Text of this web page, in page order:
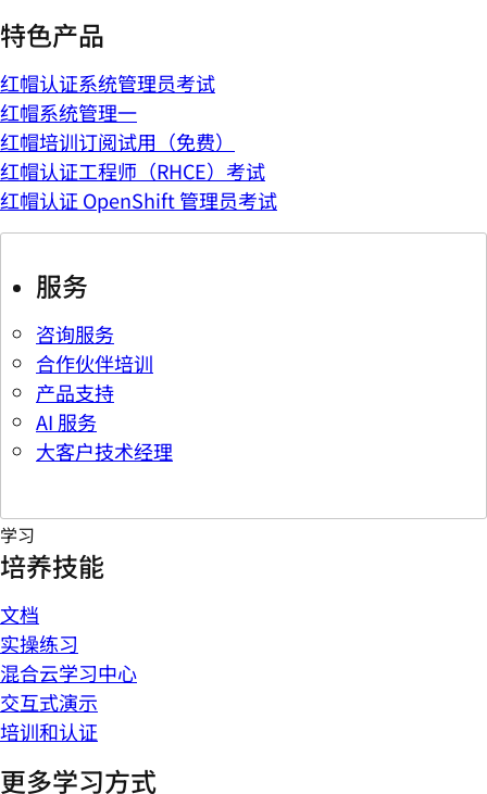
特色产品
红帽认证系统管理员考试
红帽系统管理一
红帽培训订阅试用（免费）
红帽认证工程师（RHCE）考试
红帽认证 OpenShift 管理员考试
服务
咨询服务
合作伙伴培训
产品支持
AI 服务
大客户技术经理
学习
培养技能
文档
实操练习
混合云学习中心
交互式演示
培训和认证
更多学习方式